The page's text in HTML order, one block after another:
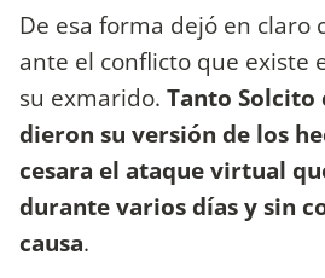
De esa forma dejó en claro
ante el conflicto que existe
su exmarido. Tanto Solcito
dieron su versión de los
cesara el ataque virtual
durante varios días y sin
causa.